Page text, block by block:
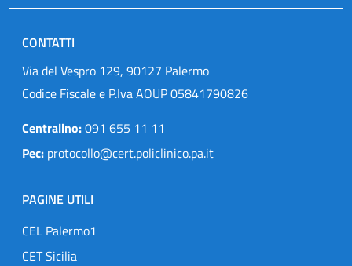
CONTATTI
Via del Vespro 129, 90127 Palermo
Codice Fiscale e P.Iva AOUP 05841790826
Centralino:091 655 11 11
Pec: protocollo@cert.policlinico.pa.it
PAGINE UTILI
CEL Palermo1
CET Sicilia